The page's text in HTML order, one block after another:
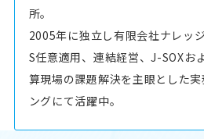
所。
2005年に独立し有限会社ナレッ
S任意適用、連結経営、J-SOXお
算現場の課題解決を主眼とした
ングにて活躍中。